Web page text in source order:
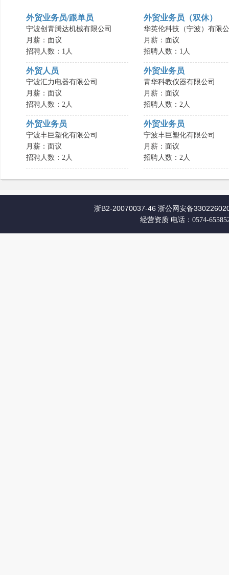
外贸业务员/跟单员
宁波创青腾达机械有限公司
月薪：面议
招聘人数：1人
外贸业务员（双休）
华英伦科技（宁波）有限
月薪：面议
招聘人数：1人
外贸人员
宁波汇力电器有限公司
月薪：面议
招聘人数：2人
外贸业务员
青华科教仪器有限公司
月薪：面议
招聘人数：2人
外贸业务员
宁波丰巨塑化有限公司
月薪：面议
招聘人数：2人
外贸业务员
宁波丰巨塑化有限公司
月薪：面议
招聘人数：2人
浙B2-20070037-46 浙公网安备
经营资质 电话：0574-